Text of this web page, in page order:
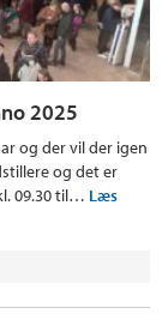
2025
og der vil der igen
og det er
09.30 til… Læs